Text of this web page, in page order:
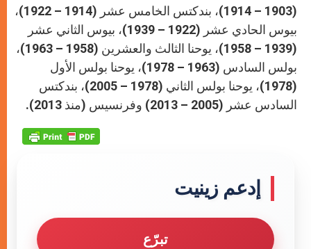
(1903 – 1914)، بندكتس الخامس عشر (1914 – 1922)،
بيوس الحادي عشر (1922 – 1939)، بيوس الثاني عشر
(1939 – 1958)، يوحنا الثالث والعشرين (1958 – 1963)،
بولس السادس (1963 – 1978)، يوحنا بولس الأول
(1978)، يوحنا بولس الثاني (1978 – 2005)، بندكتس
السادس عشر (2005 – 2013) وفرنسيس (منذ 2013).
إدعم زينيت
تبرّع